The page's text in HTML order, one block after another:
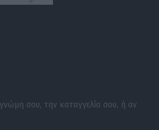
σου, την καταγγελία σου, ή αν